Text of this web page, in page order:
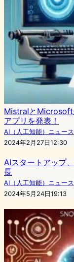
MistralとMicrosoft
アプリを発表！
AI（人工知能）ニュース
2024年2月27日12:30
AIスタートアップ
長
AI（人工知能）ニュース
2024年5月24日19:13